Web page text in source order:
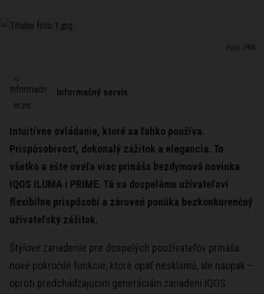
Foto: PMI
Informačný servis
Intuitívne ovládanie, ktoré sa ľahko používa.
Prispôsobivosť, dokonalý zážitok a elegancia. To
všetko a ešte oveľa viac prináša bezdymová novinka
IQOS ILUMA i PRIME. Tá sa dospelému užívateľovi
flexibilne prispôsobí a zároveň ponúka bezkonkurenčný
užívateľský zážitok.
Štýlové zariadenie pre dospelých používateľov prináša
nové pokročilé funkcie, ktoré opäť nesklamú, ale naopak –
oproti predchádzajúcim generáciám zariadení IQOS